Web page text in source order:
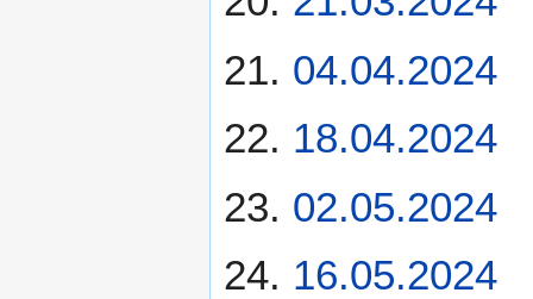
04.04.2024
18.04.2024
02.05.2024
16.05.2024